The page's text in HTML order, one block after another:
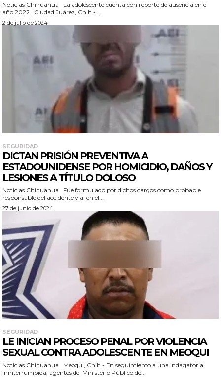
Noticias Chihuahua La adolescente cuenta con reporte de ausencia en el
año 2022 Ciudad Juárez, Chih.-...
2 de julio de 2024
SEGURIDAD
DICTAN PRISIÓN PREVENTIVA A
ESTADOUNIDENSE POR HOMICIDIO, DAÑOS Y
LESIONES A TÍTULO DOLOSO
Noticias Chihuahua Fue formulado por dichos cargos como probable
responsable del accidente vial en el...
27 de junio de 2024
SEGURIDAD
LE INICIAN PROCESO PENAL POR VIOLENCIA
SEXUAL CONTRA ADOLESCENTE EN MEOQUI
Noticias Chihuahua Meoqui, Chih.- En seguimiento a una indagatoria
ininterrumpida, agentes del Ministerio Público de...